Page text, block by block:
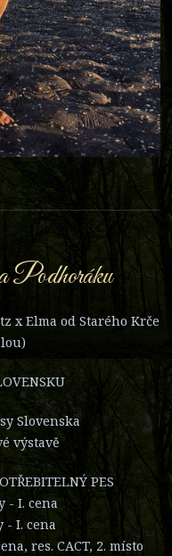
Podhoráku
x Elma od Starého Krče
Slovenska
výstavě
PES
- I. cena
- I. cena
res. CACT, 2. místo